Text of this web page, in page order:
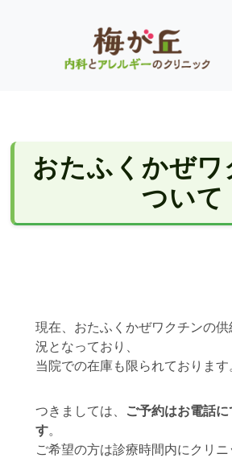
おたふくかぜワ
ついて
現在、おたふくかぜワクチンの
況となっており、
当院での在庫も限られております
つきましては、
ご予約はお電話
す。
ご希望の方は診療時間内にクリ